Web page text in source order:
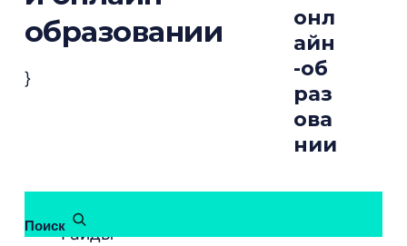
образовании
}
онл
айн
-об
раз
ова
нии
Поиск
бесплатные курсы
Гайды